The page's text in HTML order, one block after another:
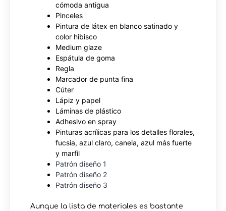
cómoda antigua
Pinceles
Pintura de látex en blanco satinado y
color hibisco
Medium glaze
Espátula de goma
Regla
Marcador de punta fina
Cúter
Lápiz y papel
Láminas de plástico
Adhesivo en spray
Pinturas acrílicas para los detalles florales,
fucsia, azul claro, canela, azul más fuerte
y marfil
Patrón diseño 1
Patrón diseño 2
Patrón diseño 3
Aunque la lista de materiales es bastante